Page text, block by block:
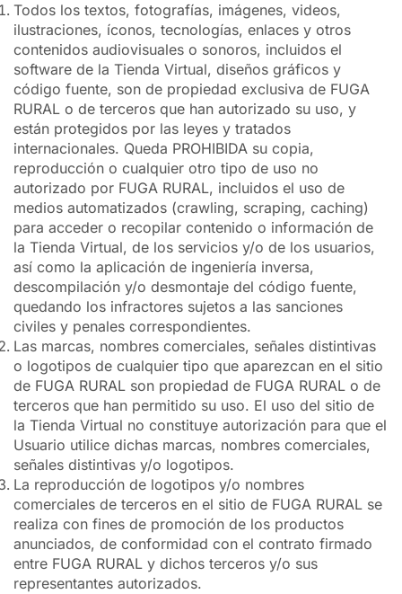
Todos los textos, fotografías, imágenes, videos,
ilustraciones, íconos, tecnologías, enlaces y otros
contenidos audiovisuales o sonoros, incluidos el
software de la Tienda Virtual, diseños gráficos y
código fuente, son de propiedad exclusiva de FUGA
RURAL o de terceros que han autorizado su uso, y
están protegidos por las leyes y tratados
internacionales. Queda PROHIBIDA su copia,
reproducción o cualquier otro tipo de uso no
autorizado por FUGA RURAL, incluidos el uso de
medios automatizados (crawling, scraping, caching)
para acceder o recopilar contenido o información de
la Tienda Virtual, de los servicios y/o de los usuarios,
así como la aplicación de ingeniería inversa,
descompilación y/o desmontaje del código fuente,
quedando los infractores sujetos a las sanciones
civiles y penales correspondientes.
Las marcas, nombres comerciales, señales distintivas
o logotipos de cualquier tipo que aparezcan en el sitio
de FUGA RURAL son propiedad de FUGA RURAL o de
terceros que han permitido su uso. El uso del sitio de
la Tienda Virtual no constituye autorización para que el
Usuario utilice dichas marcas, nombres comerciales,
señales distintivas y/o logotipos.
La reproducción de logotipos y/o nombres
comerciales de terceros en el sitio de FUGA RURAL se
realiza con fines de promoción de los productos
anunciados, de conformidad con el contrato firmado
entre FUGA RURAL y dichos terceros y/o sus
representantes autorizados.